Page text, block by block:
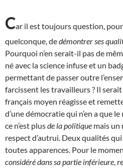
Car il est toujours question,
quelconque, dedémontrer ses
Pourquoi n’en serait-il pas de
né avec la science infuse et un
permettant de passer outre
farcissent les travailleurs ? Il
français moyen réagisse et
d’une démocratie qui n’en a que
ce n’est plusde la politique mais un
respect d’autrui. Deux qualités
toutes apparences. Pour le
considéré dans sa partie inférieure ,